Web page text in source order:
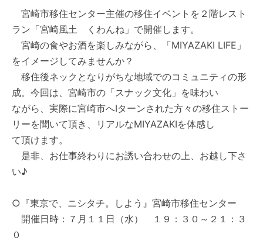
宮崎市移住センター主催の移住イベントを２階レスト
ラン「宮崎風土 くわんね」で開催します。
宮崎の食やお酒を楽しみながら、「MIYAZAKI LIFE」
をイメージしてみませんか？
移住後ネックとなりがちな地域でのコミュニティの形
成。今回は、宮崎市の「スナック文化」を味わい
ながら、実際に宮崎市へIターンされた方々の移住ストー
リーを聞いて頂き、リアルなMIYAZAKIを体感し
て頂けます。
是非、お仕事終わりにお誘い合わせの上、お越し下さ
い♪
○『東京で、ニシタチ。しよう』宮崎市移住センター
開催日時：７月１１日（水） １９：３０～２１：３
０